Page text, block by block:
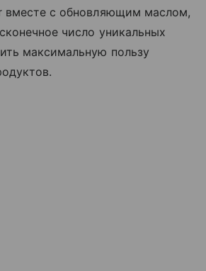
вместе с обновляющим маслом,
число уникальных
максимальную пользу